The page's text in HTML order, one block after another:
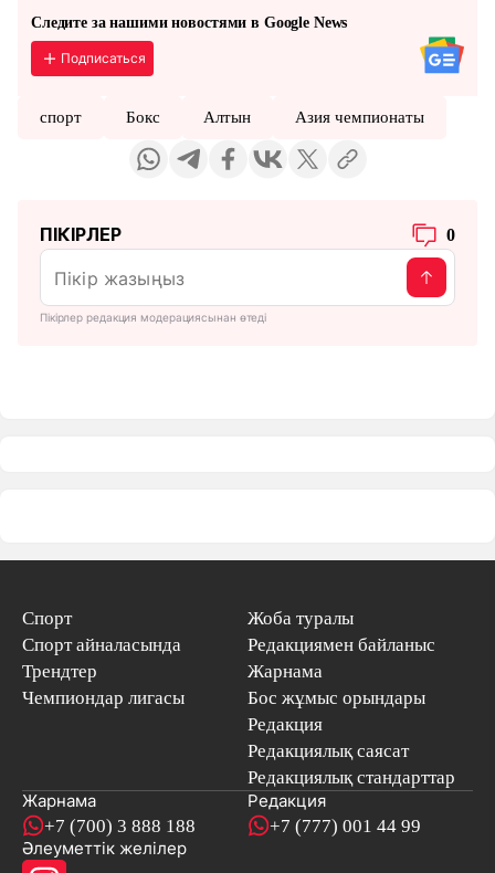
Следите за нашими новостями в Google News
Подписаться
спорт Бокс Алтын Азия чемпионаты
ПІКІРЛЕР 0
Пікірлер редакция модерациясынан өтеді
Спорт
Спорт айналасында
Трендтер
Чемпиондар лигасы
Жоба туралы
Редакциямен байланыс
Жарнама
Бос жұмыс орындары
Редакция
Редакциялық саясат
Редакциялық стандарттар
Жарнама
+7 (700) 3 888 188
Редакция
+7 (777) 001 44 99
Әлеуметтік желілер